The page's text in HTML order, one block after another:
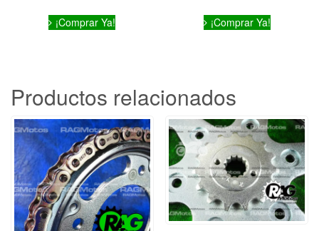
¡Comprar Ya!
opciones
pueden
elegir
en
la
página
de
producto
¡Comprar Ya!producto
pueden
elegir
en
la
página
de
producto
Productos relacionados